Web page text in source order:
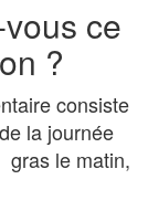
ce
?
consiste
la journée
gras le matin,